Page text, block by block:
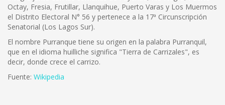
Octay, Fresia, Frutillar, Llanquihue, Puerto Varas y Los Muermos
el Distrito Electoral N° 56 y pertenece a la 17ª Circunscripción
Senatorial (Los Lagos Sur).
El nombre Purranque tiene su origen en la palabra Purranquil,
que en el idioma huilliche significa "Tierra de Carrizales", es
decir, donde crece el carrizo.
Fuente: Wikipedia